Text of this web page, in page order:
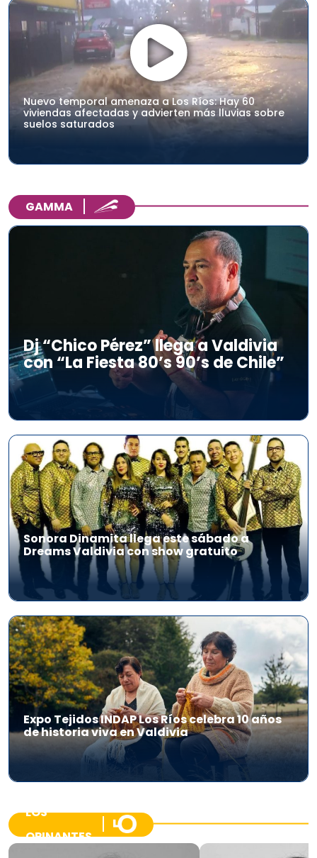
Nuevo temporal amenaza a Los Ríos: Hay 60
viviendas afectadas y advierten más lluvias sobre
suelos saturados
GAMMA
Dj “Chico Pérez” llega a Valdivia
con “La Fiesta 80’s 90’s de Chile”
Sonora Dinamita llega este sábado a
Dreams Valdivia con show gratuito
Expo Tejidos INDAP Los Ríos celebra 10 años
de historia viva en Valdivia
LOS
OPINANTES